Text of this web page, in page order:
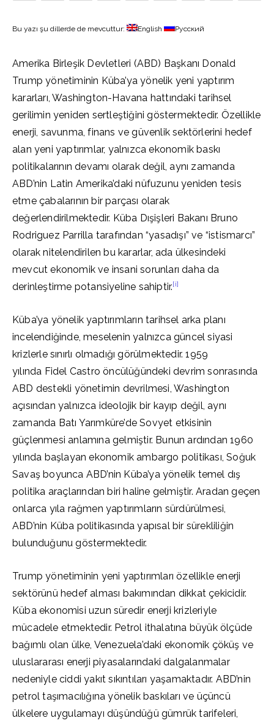
Bu yazı şu dillerde de mevcuttur: English Русский
Amerika Birleşik Devletleri (ABD) Başkanı Donald
Trump yönetiminin Küba’ya yönelik yeni yaptırım
kararları, Washington-Havana hattındaki tarihsel
gerilimin yeniden sertleştiğini göstermektedir. Özellikle
enerji, savunma, finans ve güvenlik sektörlerini hedef
alan yeni yaptırımlar, yalnızca ekonomik baskı
politikalarının devamı olarak değil, aynı zamanda
ABD’nin Latin Amerika’daki nüfuzunu yeniden tesis
etme çabalarının bir parçası olarak
değerlendirilmektedir. Küba Dışişleri Bakanı Bruno
Rodriguez Parrilla tarafından “yasadışı” ve “istismarcı”
olarak nitelendirilen bu kararlar, ada ülkesindeki
mevcut ekonomik ve insani sorunları daha da
derinleştirme potansiyeline sahiptir.[i]
Küba’ya yönelik yaptırımların tarihsel arka planı
incelendiğinde, meselenin yalnızca güncel siyasi
krizlerle sınırlı olmadığı görülmektedir. 1959
yılında Fidel Castro öncülüğündeki devrim sonrasında
ABD destekli yönetimin devrilmesi, Washington
açısından yalnızca ideolojik bir kayıp değil, aynı
zamanda Batı Yarımküre’de Sovyet etkisinin
güçlenmesi anlamına gelmiştir. Bunun ardından 1960
yılında başlayan ekonomik ambargo politikası, Soğuk
Savaş boyunca ABD’nin Küba’ya yönelik temel dış
politika araçlarından biri haline gelmiştir. Aradan geçen
onlarca yıla rağmen yaptırımların sürdürülmesi,
ABD’nin Küba politikasında yapısal bir sürekliliğin
bulunduğunu göstermektedir.
Trump yönetiminin yeni yaptırımları özellikle enerji
sektörünü hedef alması bakımından dikkat çekicidir.
Küba ekonomisi uzun süredir enerji krizleriyle
mücadele etmektedir. Petrol ithalatına büyük ölçüde
bağımlı olan ülke, Venezuela’daki ekonomik çöküş ve
uluslararası enerji piyasalarındaki dalgalanmalar
nedeniyle ciddi yakıt sıkıntıları yaşamaktadır. ABD’nin
petrol taşımacılığına yönelik baskıları ve üçüncü
ülkelere uygulamayı düşündüğü gümrük tarifeleri,